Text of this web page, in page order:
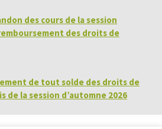
des cours de la session
des droits de
de tout solde des droits de
la session d’automne 2026